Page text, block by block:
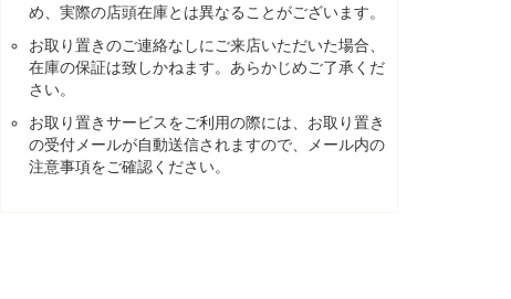
め、実際の店頭在庫とは異なることがございます。
お取り置きのご連絡なしにご来店いただいた場合、
在庫の保証は致しかねます。あらかじめご了承くだ
さい。
お取り置きサービスをご利用の際には、お取り置き
の受付メールが自動送信されますので、メール内の
注意事項をご確認ください。